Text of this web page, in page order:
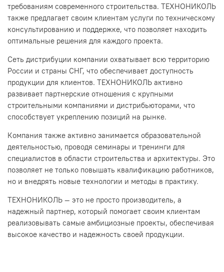
требованиям современного строительства. ТЕХНОНИКОЛЬ
также предлагает своим клиентам услуги по техническому
консультированию и поддержке, что позволяет находить
оптимальные решения для каждого проекта.
Сеть дистрибуции компании охватывает всю территорию
России и страны СНГ, что обеспечивает доступность
продукции для клиентов. ТЕХНОНИКОЛЬ активно
развивает партнерские отношения с крупными
строительными компаниями и дистрибьюторами, что
способствует укреплению позиций на рынке.
Компания также активно занимается образовательной
деятельностью, проводя семинары и тренинги для
специалистов в области строительства и архитектуры. Это
позволяет не только повышать квалификацию работников,
но и внедрять новые технологии и методы в практику.
ТЕХНОНИКОЛЬ — это не просто производитель, а
надежный партнер, который помогает своим клиентам
реализовывать самые амбициозные проекты, обеспечивая
высокое качество и надежность своей продукции.